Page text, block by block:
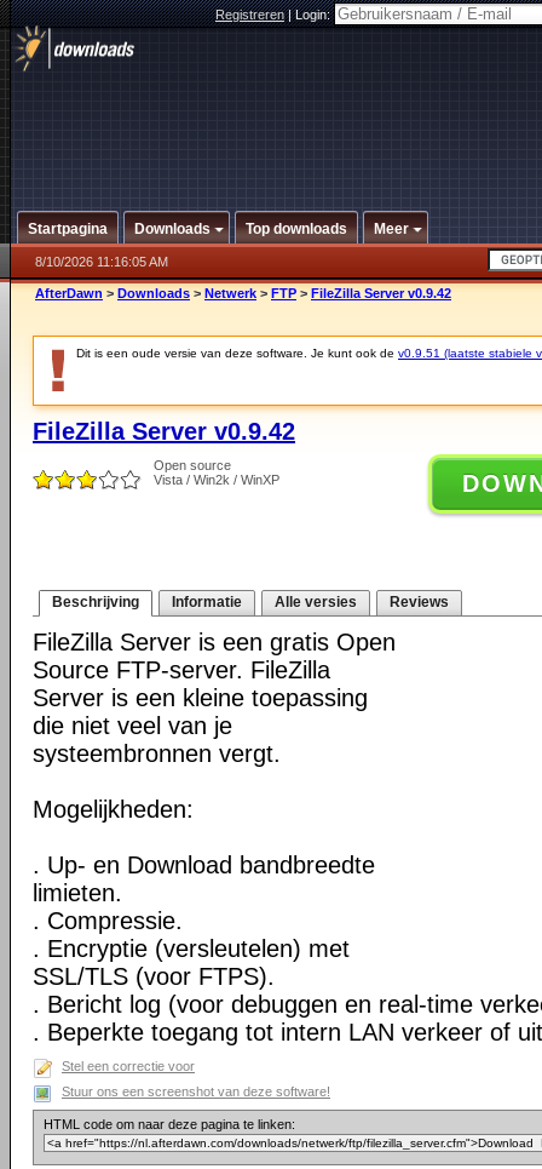
Registreren|Login:
Startpagina Downloads Top downloads Meer
8/10/2026 11:16:05 AM
AfterDawn > Downloads > Netwerk > FTP > FileZilla Server v0.9.42
Dit is een oude versie van deze software. Je kunt ook de v0.9.51 (laatste stabiele
FileZilla Server v0.9.42
Open source
Vista / Win2k / WinXP
Beschrijving Informatie Alle versies Reviews
FileZilla Server is een gratis Open
Source FTP-server. FileZilla
Server is een kleine toepassing
die niet veel van je
systeembronnen vergt.
Mogelijkheden:
. Up- en Download bandbreedte
limieten.
. Compressie.
. Encryptie (versleutelen) met
SSL/TLS (voor FTPS).
. Bericht log (voor debuggen en real-time
. Beperkte toegang tot intern LAN verkeer of
Stel een correctie voor
Stuur ons een screenshot van deze software!
HTML code om naar deze pagina te linken: